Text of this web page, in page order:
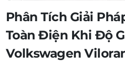
Phân Tích Giải
Toàn Điện Khi Độ
Volkswagen